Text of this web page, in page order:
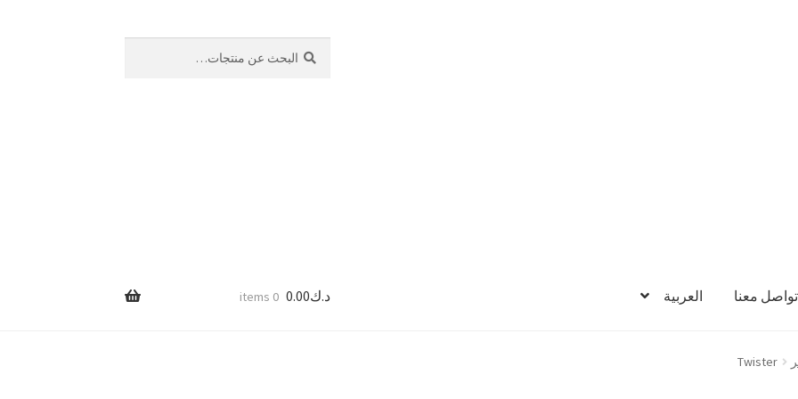
عن:
تواصل معنا العربية د.ك0.00
0 items
Twister